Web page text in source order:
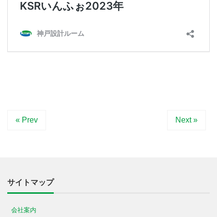
« Prev Next »
サイトマップ
会社案内